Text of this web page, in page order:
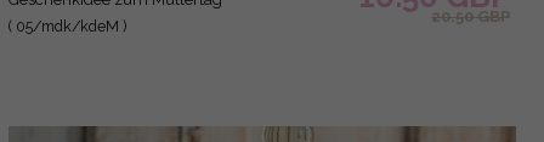
( 05/mdk/kdeM )
20.50 GBP